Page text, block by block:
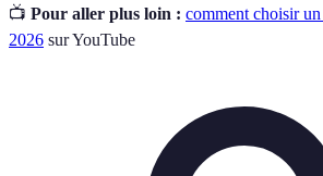
📺 Pour aller plus loin : comment choisir
2026 sur YouTube